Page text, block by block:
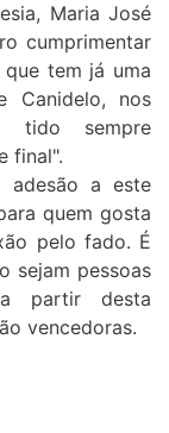
Maria José
cumprimentar
tem já uma
Canidelo, nos
tido sempre
final".
adesão a este
quem gosta
pelo fado. É
sejam pessoas
partir desta
vencedoras.